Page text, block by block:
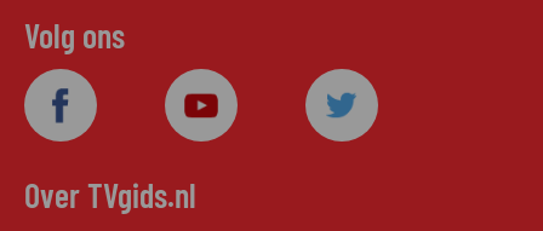
Volg ons
Over TVgids.nl